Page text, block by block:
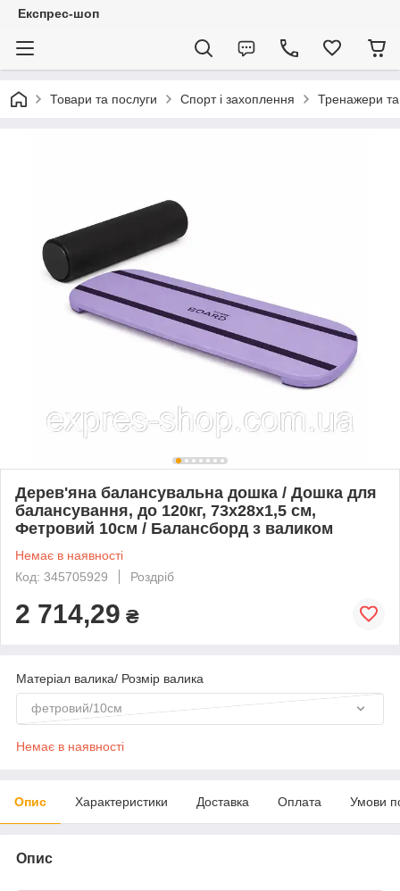
Експрес-шоп
Товари та послуги Спорт і захоплення Тренажери
Дерев'яна балансувальна дошка / Дошка для
балансування, до 120кг, 73х28х1,5 см,
Фетровий 10см / Балансборд з валиком
Немає в наявності
Код: 345705929
Роздріб
2 714,29 ₴
Матеріал валика/ Розмір валика
фетровий/10см
Немає в наявності
Опис Характеристики Доставка Оплата Умови
Опис